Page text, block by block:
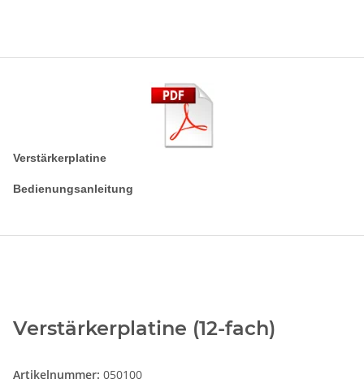
Verstärkerplatine
Bedienungsanleitung
Verstärkerplatine (12-fach)
Artikelnummer: 050100